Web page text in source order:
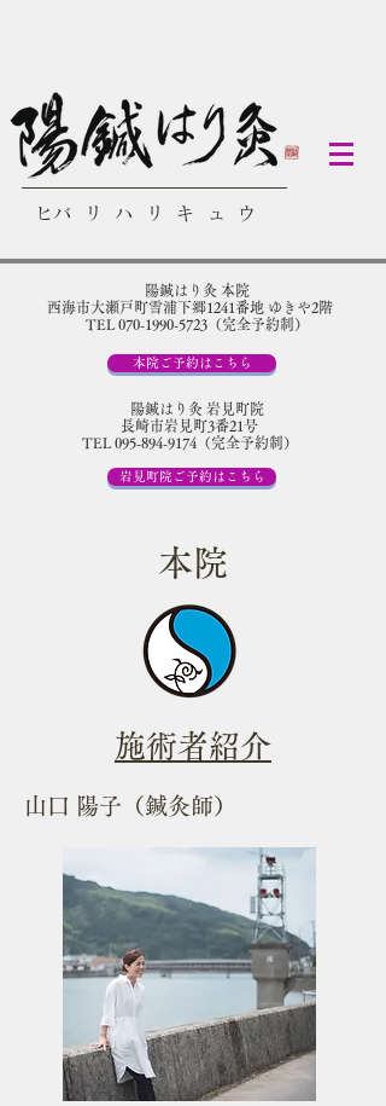
​ヒバリハリキュウ
陽鍼はり灸 本院
​西海市大瀬戸町雪浦下郷1241番地 ゆきや2階
TEL 070-1990-5723（完全予約制）
本院ご予約はこちら
陽鍼はり灸 岩見町院
​長崎市岩見町3番21号
TEL 095-894-9174（完全予約制）
岩見町院ご予約はこちら
本院
​施術者紹介
​山口 陽子（鍼灸師）